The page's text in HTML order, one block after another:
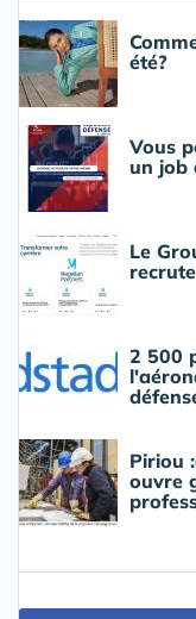
été?
Vous
un job
Le
2 500
Piriou
ouvre